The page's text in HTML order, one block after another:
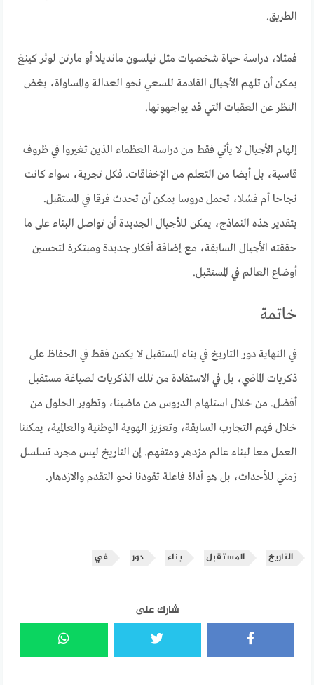
الطريق.
فمثلا، دراسة حياة شخصيات مثل نيلسون مانديلا أو مارتن لوثر كينغ
يمكن أن تلهم الأجيال القادمة للسعي نحو العدالة والمساواة، بغض
النظر عن العقبات التي قد يواجهونها.
إلهام الأجيال لا يأتي فقط من دراسة العظماء الذين تغيروا في ظروف
قاسية، بل أيضا من التعلم من الإخفاقات. فكل تجربة، سواء كانت
نجاحا أم فشلا، تحمل دروسا يمكن أن تحدث فرقا في المستقبل.
بتقدير هذه النماذج، يمكن للأجيال الجديدة أن تواصل البناء على ما
حققته الأجيال السابقة، مع إضافة أفكار جديدة ومبتكرة لتحسين
أوضاع العالم في المستقبل.
خاتمة
في النهاية دور التاريخ في بناء المستقبل لا يكمن فقط في الحفاظ على
ذكريات الماضي، بل في الاستفادة من تلك الذكريات لصياغة مستقبل
أفضل. من خلال استلهام الدروس من ماضينا، وتطوير الحلول من
خلال فهم التجارب السابقة، وتعزيز الهوية الوطنية والعالمية، يمكننا
العمل معا لبناء عالم مزدهر ومتفهم. إن التاريخ ليس مجرد تسلسل
زمني للأحداث، بل هو أداة فاعلة تقودنا نحو التقدم والازدهار.
التاريخ المستقبل بناء دور في
شارك على